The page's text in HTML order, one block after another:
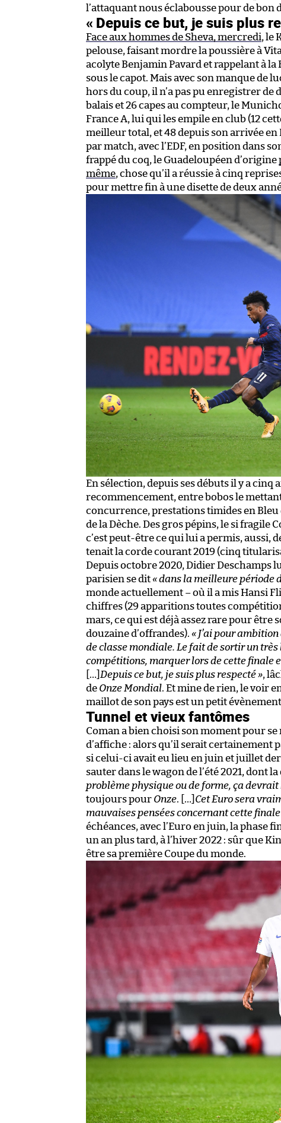
l’attaquant nous éclabousse pour de bon
« Depuis ce but, je suis plus
Face aux hommes de Sheva, mercredi, le
pelouse, faisant mordre la poussière à
acolyte Benjamin Pavard et rappelant à
sous le capot. Mais avec son manque de
hors du coup, il n’a pas pu enregistrer de
balais et 26 capes au compteur, le
France A, lui qui les empile en club (12
meilleur total, et 48 depuis son arrivée en
par match, avec l’EDF, en position dans
frappé du coq, le Guadeloupéen d’origine
même, chose qu’il a réussie à cinq
pour mettre fin à une disette de deux
En sélection, depuis ses débuts il y a cinq
recommencement, entre bobos le
concurrence, prestations timides en Bleu
de la Dèche. Des gros pépins, le si fragile
c’est peut-être ce qui lui a permis, aussi,
tenait la corde courant 2019 (cinq
Depuis octobre 2020, Didier Deschamps
parisien se dit« dans la meilleure période
monde actuellement – où il a mis Hansi
chiffres (29 apparitions toutes
mars, ce qui est déjà assez rare pour
douzaine d’offrandes). « J’ai pour
de classe mondiale. Le fait de sortir un
compétitions, marquer lors de cette finale
[…] Depuis ce but, je suis plus respecté »,
de Onze Mondial. Et mine de rien, le voir
maillot de son pays est un petit
Tunnel et vieux fantômes
Coman a bien choisi son moment pour
d’affiche : alors qu’il serait certainement
si celui-ci avait eu lieu en juin et juillet
sauter dans le wagon de l’été 2021, dont
problème physique ou de forme, ça
toujours pour Onze. […] Cet Euro sera
mauvaises pensées concernant cette
échéances, avec l’Euro en juin, la phase
un an plus tard, à l’hiver 2022 : sûr que
être sa première Coupe du monde.